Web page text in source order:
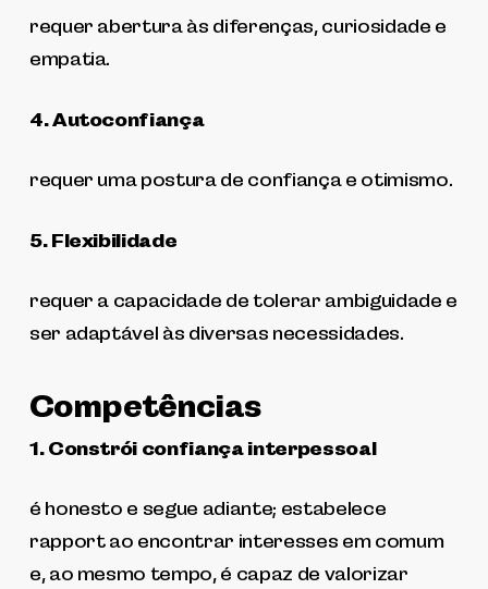
requer abertura às diferenças, curiosidade e
empatia.
4. Autoconfiança
requer uma postura de confiança e otimismo.
5. Flexibilidade
requer a capacidade de tolerar ambiguidade e
ser adaptável às diversas necessidades.
Competências
1. Constrói confiança interpessoal
é honesto e segue adiante; estabelece
rapport ao encontrar interesses em comum
e, ao mesmo tempo, é capaz de valorizar